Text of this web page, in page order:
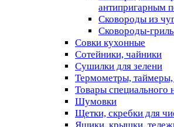
антипригарным
Сковороды из
Сковороды-гриль
Совки кухонные
Сотейники, чайники
Сушилки для зелени
Термометры,
Товары специального
Шумовки
Щетки, скребки для